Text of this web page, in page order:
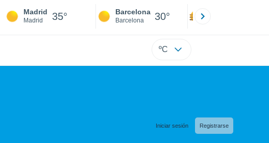
Madrid
Madrid 35° Barcelona
Barcelona 30°
ºC
Iniciar sesión Registrarse